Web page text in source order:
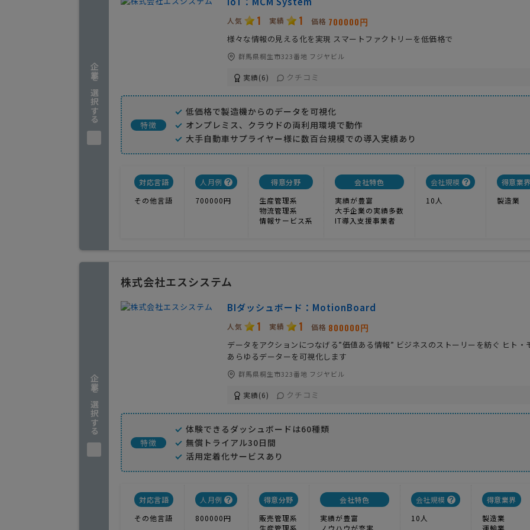
企業を選択する
人気 1 実績 1 価格 700000円
様々な情報の見える化を実現 スマートファクトリーを低価格で
群馬県桐生市323番地 フジヤビル
実績(6) クチコミ
特徴
低価格で製造機からのデータを可視化
オンプレミス、クラウドの両利用環境で動作
大手自動車サプライヤー様に数百台規模での導入実績あり
対応言語
その他言語
人月例
700000円
得意分野
生産管理系
物流管理系
情報サービス系
会社特色
実績が豊富
大手企業の実績多数
IT導入支援事業者
会社規模
10人
得意業
製造業
企業を選択する
株式会社エスシステム
BIダッシュボード：MotionBoard
人気 1 実績 1 価格 800000円
データをアクションにつなげる”価値ある情報” ビジネスのストーリーを紡ぐ ヒト・
あらゆるデーターを可視化します
群馬県桐生市323番地 フジヤビル
実績(6) クチコミ
特徴
体験できるダッシュボードは60種類
無償トライアル30日間
活用定着化サービスあり
対応言語
その他言語
人月例
800000円
得意分野
販売管理系
会社特色
実績が豊富
会社規模
10人
得意業界
製造業